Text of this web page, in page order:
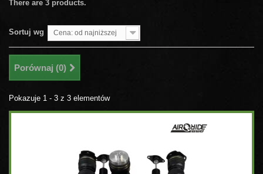
There are 3 products.
Sortuj wg Cena: od najniższej
Porównaj (0)
Pokazuje 1 - 3 z 3 elementów